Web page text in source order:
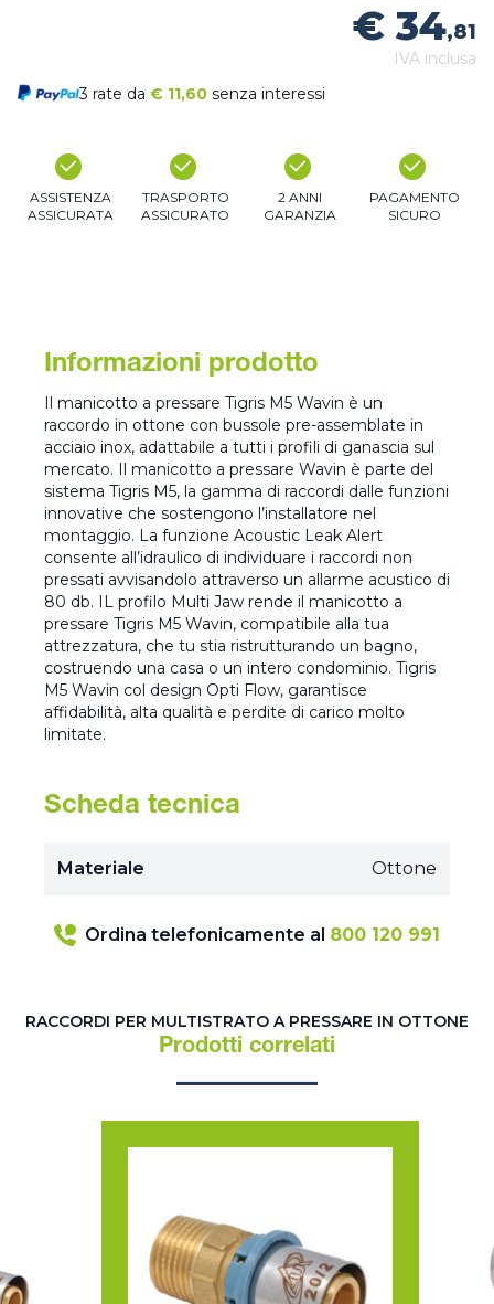
€ 34,81
IVA inclusa
3 rate da € 11,60 senza interessi
ASSISTENZA
ASSICURATA
TRASPORTO
ASSICURATO
2 ANNI
GARANZIA
PAGAMENTO
SICURO
Informazioni prodotto
Il manicotto a pressare Tigris M5 Wavin è un
raccordo in ottone con bussole pre-assemblate in
acciaio inox, adattabile a tutti i profili di ganascia sul
mercato. Il manicotto a pressare Wavin è parte del
sistema Tigris M5, la gamma di raccordi dalle funzioni
innovative che sostengono l’installatore nel
montaggio. La funzione Acoustic Leak Alert
consente all’idraulico di individuare i raccordi non
pressati avvisandolo attraverso un allarme acustico di
80 db. IL profilo Multi Jaw rende il manicotto a
pressare Tigris M5 Wavin, compatibile alla tua
attrezzatura, che tu stia ristrutturando un bagno,
costruendo una casa o un intero condominio. Tigris
M5 Wavin col design Opti Flow, garantisce
affidabilità, alta qualità e perdite di carico molto
limitate.
Scheda tecnica
Materiale Ottone
Ordina telefonicamente al 800 120 991
RACCORDI PER MULTISTRATO A PRESSARE IN OTTONE
Prodotti correlati